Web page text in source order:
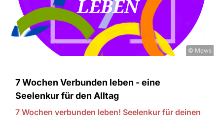
© Mews
7 Wochen Verbunden leben - eine
Seelenkur für den Alltag
7 Wochen verbunden leben! Seelenkur für deinen